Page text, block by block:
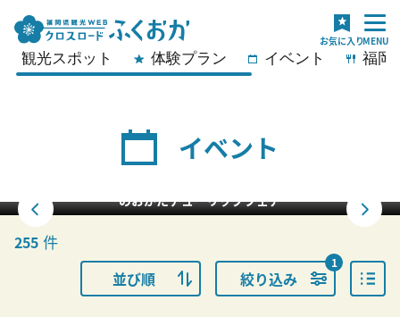
観光スポット 体験プラン イベント 福岡
イベント
宮地嶽神社 菖蒲まつり
255 件
並び順 絞り込み
1